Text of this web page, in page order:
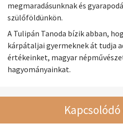
megmaradásunknak és
szülőföldünkön.
A Tulipán Tanoda bízik abban,
kárpátaljai gyermeknek át tudja
értékeinket, magyar
hagyományainkat.